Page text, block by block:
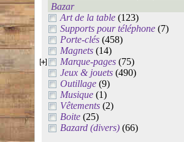
Bazar
Art de la table (123)
Supports pour téléphone (7)
Porte-clés (458)
Magnets (14)
Marque-pages (75)
Jeux & jouets (490)
Outillage (9)
Musique (1)
Vêtements (2)
Boite (25)
Bazard (divers) (66)